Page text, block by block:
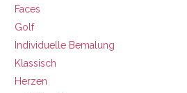
Faces
Golf
Individuelle Bemalung
Klassisch
Herzen